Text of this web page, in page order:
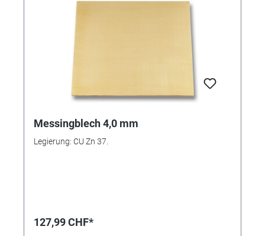
Messingblech 4,0 mm
Legierung: CU Zn 37.
127,99 CHF*